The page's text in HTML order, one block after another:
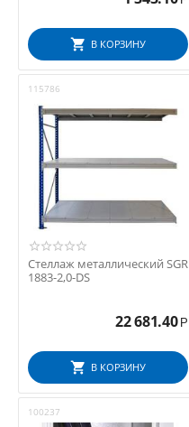
В КОРЗИНУ
115786
Стеллаж металлический SGR
1883-2,0-DS
22 681.40 Р
В КОРЗИНУ
100237